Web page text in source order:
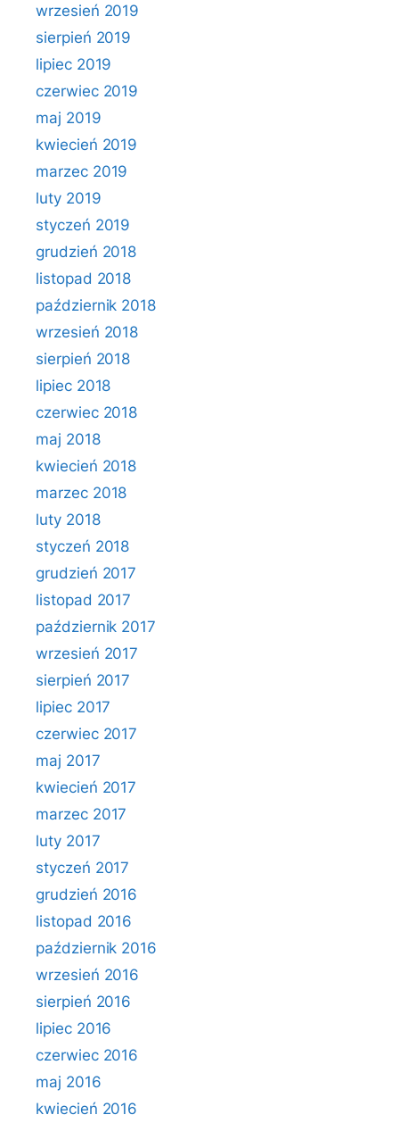
wrzesień 2019
sierpień 2019
lipiec 2019
czerwiec 2019
maj 2019
kwiecień 2019
marzec 2019
luty 2019
styczeń 2019
grudzień 2018
listopad 2018
październik 2018
wrzesień 2018
sierpień 2018
lipiec 2018
czerwiec 2018
maj 2018
kwiecień 2018
marzec 2018
luty 2018
styczeń 2018
grudzień 2017
listopad 2017
październik 2017
wrzesień 2017
sierpień 2017
lipiec 2017
czerwiec 2017
maj 2017
kwiecień 2017
marzec 2017
luty 2017
styczeń 2017
grudzień 2016
listopad 2016
październik 2016
wrzesień 2016
sierpień 2016
lipiec 2016
czerwiec 2016
maj 2016
kwiecień 2016